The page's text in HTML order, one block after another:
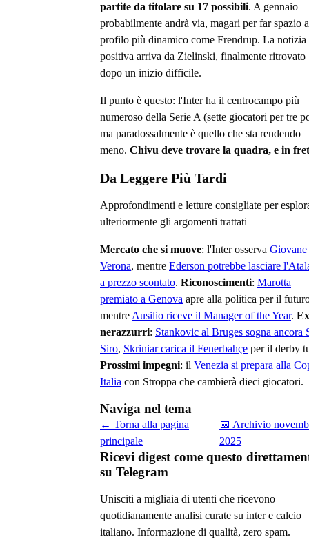
partite da titolare su 17 possibili. A gennaio
probabilmente andrà via, magari per far spazio
profilo più dinamico come Frendrup. La notizia
positiva arriva da Zielinski, finalmente ritrovato
dopo un inizio difficile.
Il punto è questo: l'Inter ha il centrocampo più
numeroso della Serie A (sette giocatori per tre
ma paradossalmente è quello che sta rendendo
meno. Chivu deve trovare la quadra, e in
Da Leggere Più Tardi
Approfondimenti e letture consigliate per
ulteriormente gli argomenti trattati
Mercato che si muove: l'Inter osserva Giovane
Verona, mentre Ederson potrebbe lasciare
a prezzo scontato. Riconoscimenti: Marotta
premiato a Genova apre alla politica per il
mentre Ausilio riceve il Manager of the Year. Ex
nerazzurri: Stankovic al Bruges sogna ancora
Siro, Skriniar carica il Fenerbahçe per il derby
Prossimi impegni: il Venezia si prepara alla
Italia con Stroppa che cambierà dieci giocatori.
Naviga nel tema
← Torna alla pagina
principale
📅 Archivio
2025
Ricevi digest come questo
su Telegram
Unisciti a migliaia di utenti che ricevono
quotidianamente analisi curate su inter e calcio
italiano. Informazione di qualità, zero spam.